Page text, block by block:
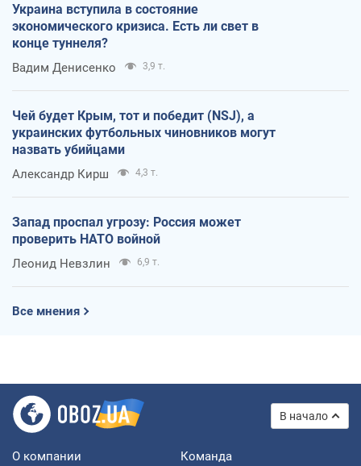
Украина вступила в состояние
экономического кризиса. Есть ли свет в
конце туннеля?
Вадим Денисенко 3,9 т.
Чей будет Крым, тот и победит (NSJ), а
украинских футбольных чиновников могут
назвать убийцами
Александр Кирш 4,3 т.
Запад проспал угрозу: Россия может
проверить НАТО войной
Леонид Невзлин 6,9 т.
Все мнения
В начало
О компании Команда